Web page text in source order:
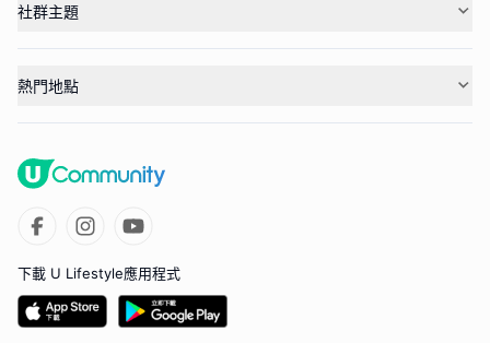
社群主題
熱門地點
下載 U Lifestyle應用程式